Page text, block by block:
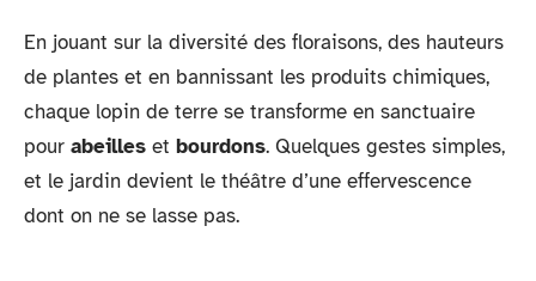
En jouant sur la diversité des floraisons, des hauteurs
de plantes et en bannissant les produits chimiques,
chaque lopin de terre se transforme en sanctuaire
pour abeilles et bourdons. Quelques gestes simples,
et le jardin devient le théâtre d’une effervescence
dont on ne se lasse pas.